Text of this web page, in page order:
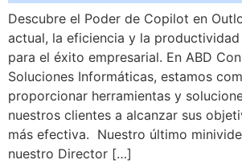
Descubre el Poder de Copilot en
actual, la eficiencia y la productividad
para el éxito empresarial. En ABD
Soluciones Informáticas, estamos
proporcionar herramientas y
nuestros clientes a alcanzar sus
más efectiva. Nuestro último
nuestro Director […]